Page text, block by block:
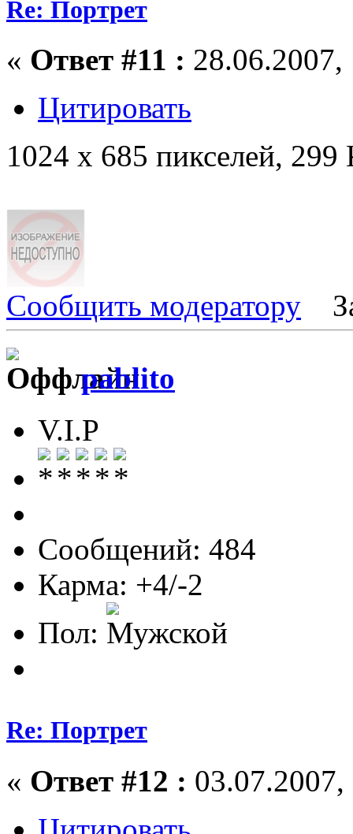
Re: Портрет
« Ответ #11 :
Цитировать
1024 x 685 пикселей, 299
Сообщить модератору
pablito
V.I.P
Сообщений: 484
Карма: +4/-2
Пол:
Re: Портрет
« Ответ #12 :